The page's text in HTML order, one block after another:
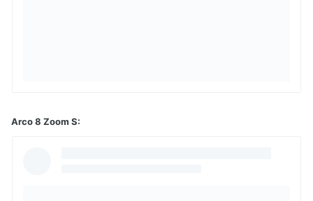
Arco 8 Zoom S: